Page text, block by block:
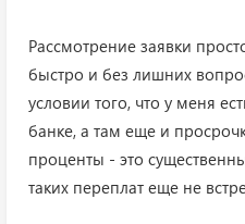
Рассмотрение заявки
быстро и без лишних
условии того, что у меня
банке, а там еще и
проценты - это
таких переплат еще не